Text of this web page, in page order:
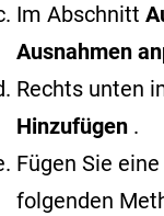
Im Abschnitt
Ausnahmen
Rechts unten
Hinzufügen .
Fügen Sie
folgenden